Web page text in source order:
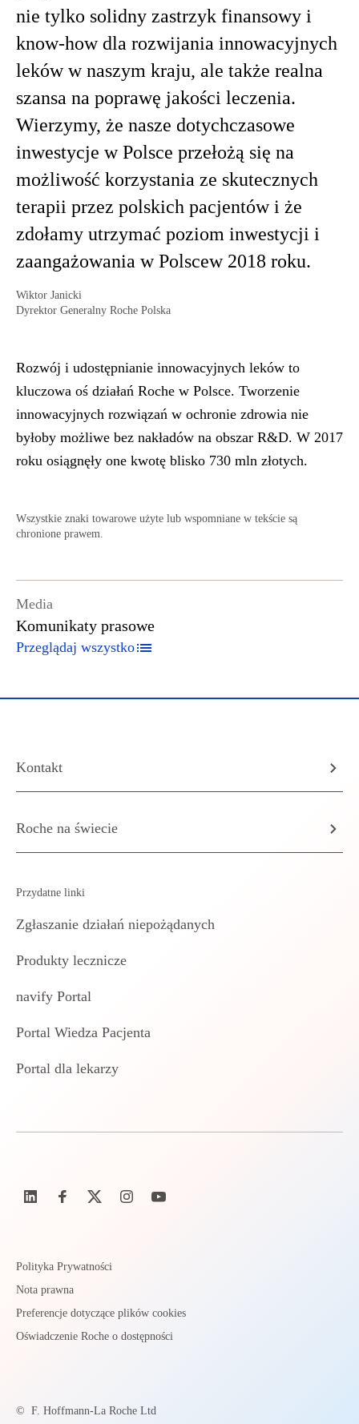
nie tylko solidny zastrzyk finansowy i
know-how dla rozwijania innowacyjnych
leków w naszym kraju, ale także realna
szansa na poprawę jakości leczenia.
Wierzymy, że nasze dotychczasowe
inwestycje w Polsce przełożą się na
możliwość korzystania ze skutecznych
terapii przez polskich pacjentów i że
zdołamy utrzymać poziom inwestycji i
zaangażowania w Polscew 2018 roku.
Wiktor Janicki
Dyrektor Generalny Roche Polska
Rozwój i udostępnianie innowacyjnych leków to
kluczowa oś działań Roche w Polsce. Tworzenie
innowacyjnych rozwiązań w ochronie zdrowia nie
byłoby możliwe bez nakładów na obszar R&D. W 2017
roku osiągnęły one kwotę blisko 730 mln złotych.
Wszystkie znaki towarowe użyte lub wspomniane w tekście są
chronione prawem.
Media
Komunikaty prasowe
Przeglądaj wszystko
Kontakt
Roche na świecie
Przydatne linki
Zgłaszanie działań niepożądanych
Produkty lecznicze
navify Portal
Portal Wiedza Pacjenta
Portal dla lekarzy
Polityka Prywatności
Nota prawna
Preferencje dotyczące plików cookies
Oświadczenie Roche o dostępności
© F. Hoffmann-La Roche Ltd